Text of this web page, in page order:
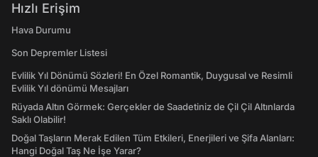
Hızlı Erişim
Hava Durumu
Son Depremler Listesi
Evlilik Yıl Dönümü Sözleri! En Özel Romantik, Duygusal ve Resimli
Evlilik Yıl dönümü Mesajları
Rüyada Altın Görmek: Gerçekler de Saadetiniz de Çil Çil Altınlarda
Saklı Olabilir!
Doğal Taşların Merak Edilen Tüm Etkileri, Enerjileri ve Şifa Alanları:
Hangi Doğal Taş Ne İşe Yarar?